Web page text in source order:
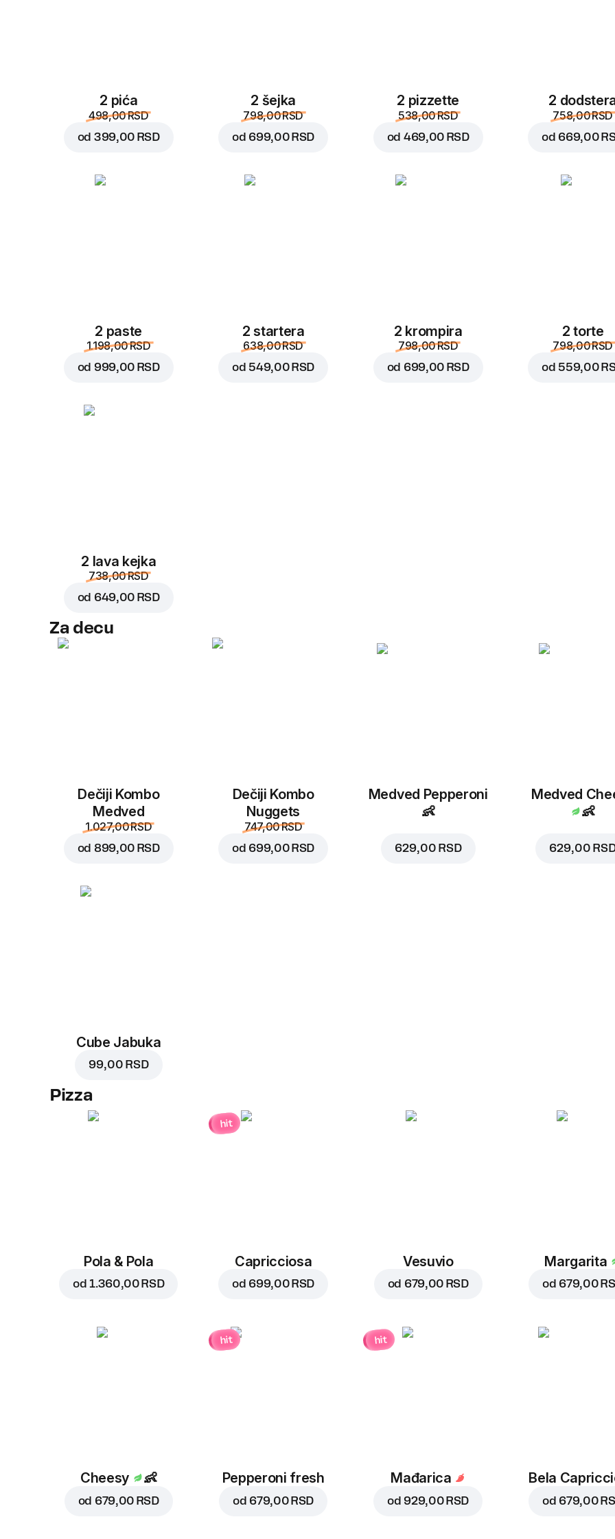
2 pića
498,00 RSD
od 399,00 RSD
2 šejka
798,00 RSD
od 699,00 RSD
2 pizzette
538,00 RSD
od 469,00 RSD
2
758,00 RSD
od 669,00
2 paste
1.198,00 RSD
od 999,00 RSD
2 startera
638,00 RSD
od 549,00 RSD
2 krompira
798,00 RSD
od 699,00 RSD
2 torte
798,00 RSD
od 559,00
2 lava kejka
738,00 RSD
od 649,00 RSD
Za decu
Dečiji Kombo
Medved
1.027,00 RSD
od 899,00 RSD
Dečiji Kombo
Nuggets
747,00 RSD
od 699,00 RSD
Medved Pepperoni
👶
629,00 RSD
Medved
👶
629,00
Cube Jabuka
99,00 RSD
Pizza
Pola & Pola
od1.360,00 RSD
hit
Capricciosa
od 699,00 RSD
Vesuvio
od 679,00 RSD
Margarita
od 679,00
Cheesy 👶
od 679,00 RSD
hit
Pepperoni fresh
od 679,00 RSD
hit
Mađarica
od 929,00 RSD
Bela
od 679,00